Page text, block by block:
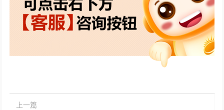
上一篇